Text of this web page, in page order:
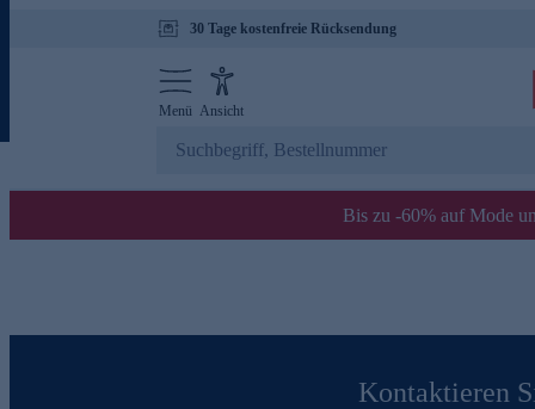
30 Tage kostenfreie Rücksendung
Menü Ansicht
Bis zu -60% auf Mode
Kontaktieren